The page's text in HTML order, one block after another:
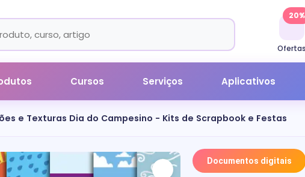
20%
Cursos Serviços Aplicativos
e Texturas Dia do Campesino - Kits de Scrapbook e Festas
Documentos digitais